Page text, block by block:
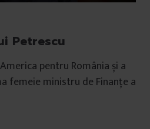
Petrescu
pentru România și a
femeie ministru de Finanțe a